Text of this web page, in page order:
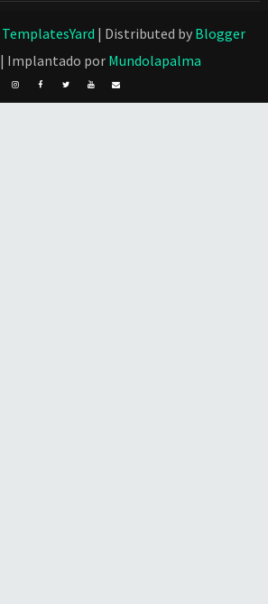
TemplatesYard | Distributed by Blogger
| Implantado por Mundolapalma